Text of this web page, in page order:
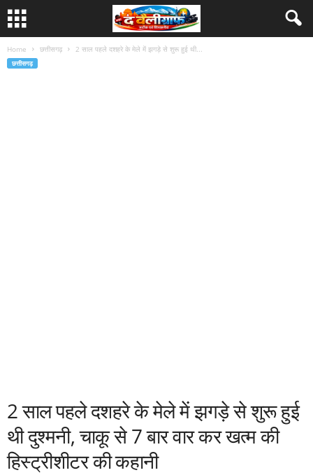
Home छत्तीसगढ़ 2 साल पहले दशहरे के मेले में झगड़े से शुरू हुई थी...
छत्तीसगढ़
2 साल पहले दशहरे के मेले में झगड़े से शुरू हुई
थी दुश्मनी, चाकू से 7 बार वार कर खत्म की
हिस्ट्रीशीटर की कहानी